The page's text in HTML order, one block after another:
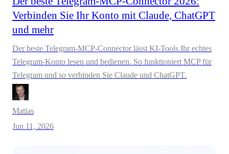
Verbinden Sie Ihr Konto mit Claude, ChatGPT
und mehr
Der beste Telegram-MCP-Connector lässt KI-Tools Ihr echtes
Telegram-Konto lesen und bedienen. So funktioniert MCP für
Telegram und so verbinden Sie Claude und ChatGPT.
Matias
Jun 11, 2026